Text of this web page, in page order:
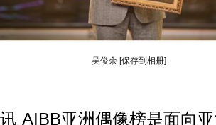
吴俊余 [保存到相册]
亚洲偶像榜是面向亚